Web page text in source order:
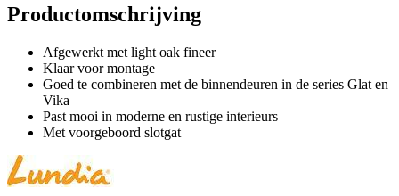
Productomschrijving
Afgewerkt met light oak fineer
Klaar voor montage
Goed te combineren met de binnendeuren in de series Glat en
Vika
Past mooi in moderne en rustige interieurs
Met voorgeboord slotgat